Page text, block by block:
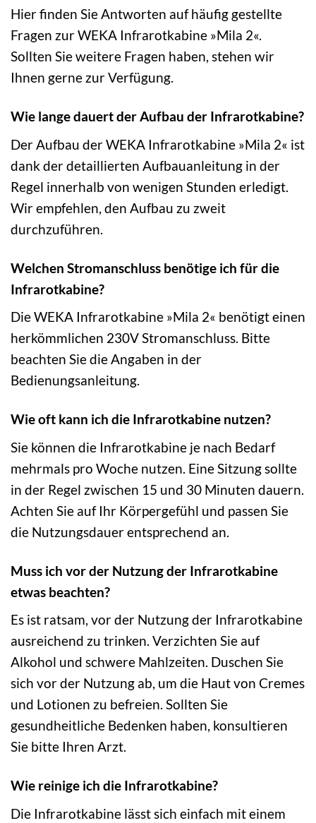
Hier finden Sie Antworten auf häufig gestellte
Fragen zur WEKA Infrarotkabine »Mila 2«.
Sollten Sie weitere Fragen haben, stehen wir
Ihnen gerne zur Verfügung.
Wie lange dauert der Aufbau der Infrarotkabine?
Der Aufbau der WEKA Infrarotkabine »Mila 2« ist
dank der detaillierten Aufbauanleitung in der
Regel innerhalb von wenigen Stunden erledigt.
Wir empfehlen, den Aufbau zu zweit
durchzuführen.
Welchen Stromanschluss benötige ich für die
Infrarotkabine?
Die WEKA Infrarotkabine »Mila 2« benötigt einen
herkömmlichen 230V Stromanschluss. Bitte
beachten Sie die Angaben in der
Bedienungsanleitung.
Wie oft kann ich die Infrarotkabine nutzen?
Sie können die Infrarotkabine je nach Bedarf
mehrmals pro Woche nutzen. Eine Sitzung sollte
in der Regel zwischen 15 und 30 Minuten dauern.
Achten Sie auf Ihr Körpergefühl und passen Sie
die Nutzungsdauer entsprechend an.
Muss ich vor der Nutzung der Infrarotkabine
etwas beachten?
Es ist ratsam, vor der Nutzung der Infrarotkabine
ausreichend zu trinken. Verzichten Sie auf
Alkohol und schwere Mahlzeiten. Duschen Sie
sich vor der Nutzung ab, um die Haut von Cremes
und Lotionen zu befreien. Sollten Sie
gesundheitliche Bedenken haben, konsultieren
Sie bitte Ihren Arzt.
Wie reinige ich die Infrarotkabine?
Die Infrarotkabine lässt sich einfach mit einem